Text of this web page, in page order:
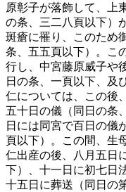
原彰子が落飾して、上
の条、三二八頁以下）
斑瘡に罹り、このため
条、五五頁以下）。こ
行し、中宮藤原威子や
日の条、一頁以下、及
仁については、この後
五十日の儀（同日の条
日には同宮で百日の儀
頁以下）。この間、生
仁出産の後、八月五日
下）、十一日に初七日
十五日に葬送（同日の